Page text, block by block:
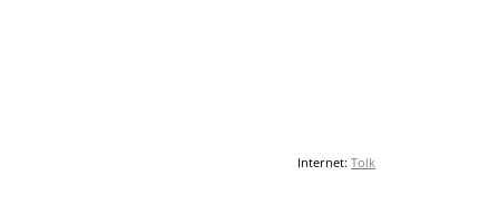
Internet: Tolk